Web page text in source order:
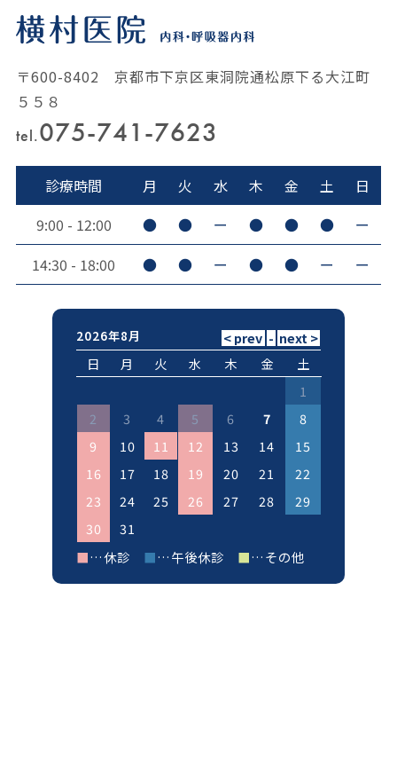
〒600-8402 京都市下京区東洞院通松原下る大江町
５５８
tel.075-741-7623
診療時間 月 火 水 木 金 土
日
9:00 - 12:00
● ● ー ● ● ●
ー
14:30 - 18:00
● ● ー ● ● ー ー
2026年8月
日 月 火 水 木 金
土
1
2
3 4 5 6 7
8
9
10 11 12 13 14
15
16
17 18 19 20 21
22
23
24 25 26 27 28
29
30
31
■…休診 ■…午後休診 ■…その他